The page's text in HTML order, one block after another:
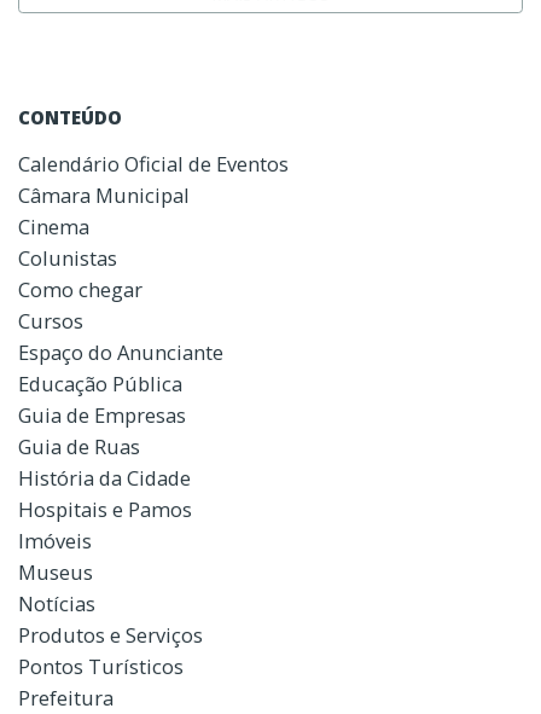
CONTEÚDO
Calendário Oficial de Eventos
Câmara Municipal
Cinema
Colunistas
Como chegar
Cursos
Espaço do Anunciante
Educação Pública
Guia de Empresas
Guia de Ruas
História da Cidade
Hospitais e Pamos
Imóveis
Museus
Notícias
Produtos e Serviços
Pontos Turísticos
Prefeitura